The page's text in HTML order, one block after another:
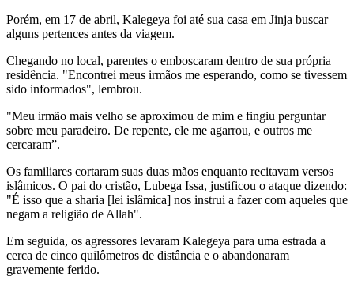
Porém, em 17 de abril, Kalegeya foi até sua casa em Jinja buscar
alguns pertences antes da viagem.
Chegando no local, parentes o emboscaram dentro de sua própria
residência. "Encontrei meus irmãos me esperando, como se tivessem
sido informados", lembrou.
"Meu irmão mais velho se aproximou de mim e fingiu perguntar
sobre meu paradeiro. De repente, ele me agarrou, e outros me
cercaram”.
Os familiares cortaram suas duas mãos enquanto recitavam versos
islâmicos. O pai do cristão, Lubega Issa, justificou o ataque dizendo:
"É isso que a sharia [lei islâmica] nos instrui a fazer com aqueles que
negam a religião de Allah".
Em seguida, os agressores levaram Kalegeya para uma estrada a
cerca de cinco quilômetros de distância e o abandonaram
gravemente ferido.